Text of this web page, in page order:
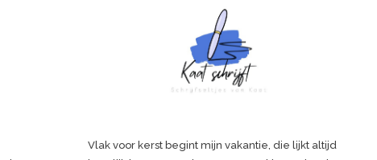
Vlak voor kerst begint mijn vakantie, die lijkt altijd